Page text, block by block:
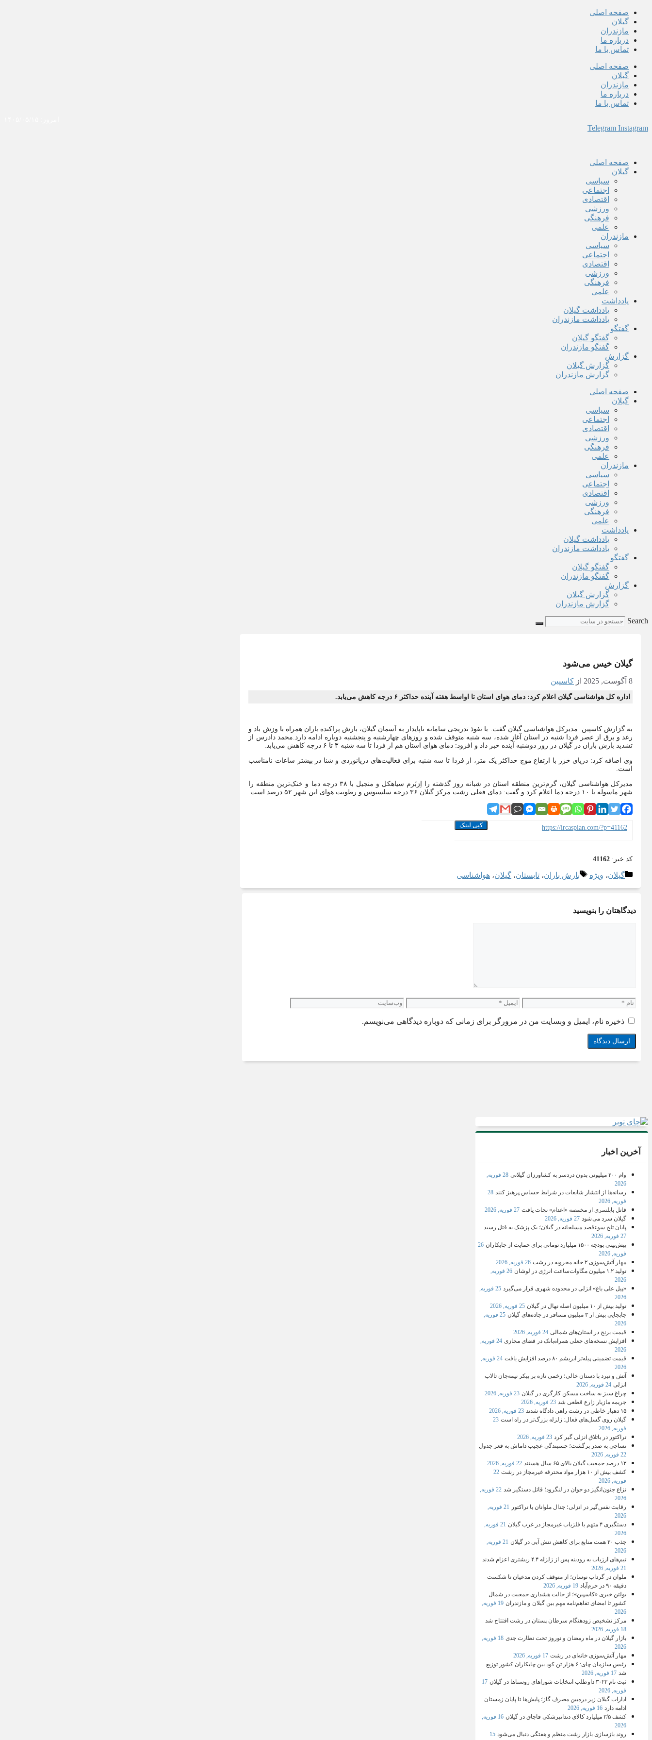
پرش
محتوا
صفحه اصلی
گیلان
مازندران
درباره ما
تماس با ما
صفحه اصلی
گیلان
مازندران
درباره ما
تماس با ما
Telegram Instagram
صفحه اصلی
گیلان
سیاسی
اجتماعی
اقتصادی
ورزشی
فرهنگی
علمی
مازندران
سیاسی
اجتماعی
اقتصادی
ورزشی
فرهنگی
علمی
یادداشت
یادداشت گیلان
یادداشت مازندران
گفتگو
گفتگو گیلان
گفتگو مازندران
گزارش
گزارش گیلان
گزارش مازندران
صفحه اصلی
گیلان
سیاسی
اجتماعی
اقتصادی
ورزشی
فرهنگی
علمی
مازندران
سیاسی
اجتماعی
اقتصادی
ورزشی
فرهنگی
علمی
یادداشت
یادداشت گیلان
یادداشت مازندران
گفتگو
گفتگو گیلان
گفتگو مازندران
گزارش
گزارش گیلان
گزارش مازندران
Search
گیلان خیس می‌شود
8 آگوست, 2025 از کاسپین
اداره کل هواشناسی گیلان اعلام کرد: دمای هوای استان تا اواسط هفته آینده حداکثر ۶ درجه کاهش می‌یابد.
به گزارش کاسپین مدیرکل هواشناسی گیلان گفت: با نفوذ تدریجی سامانه ناپایدار به آسمان گیلان، بارش پراکنده باران همراه با وزش باد و
رعد و برق از عصر فردا شنبه در استان آغاز شده، سه شنبه متوقف شده و روز‌های چهارشنبه و پنجشنبه دوباره ادامه دارد.محمد دادرس از
تشدید بارش باران در گیلان در روز دوشنبه آینده خبر داد و افزود: دمای هوای استان هم از فردا تا سه شنبه ۳ تا ۶ درجه کاهش می‌یابد.
وی اضافه کرد: دریای خزر با ارتفاع موج حداکثر یک متر، از فردا تا سه شنبه برای فعالیت‌های دریانوردی و شنا در بیشتر ساعات نامناسب
است.
مدیرکل هواشناسی گیلان، گرم‌ترین منطقه استان در شبانه روز گذشته را اِزبَرم سیاهکل و منجیل با ۳۸ درجه دما و خنک‌ترین منطقه را
شهر ماسوله با ۱۰ درجه دما اعلام کرد و گفت: دمای فعلی رشت مرکز گیلان ۳۶ درجه سلسیوس و رطوبت هوای این شهر ۵۲ درصد است
https://ircaspian.com/?p=41162 کپی لینک
کد خبر: 41162
دسته‌ها
گیلان، ویژه برچسب‌ها
بارش باران، تابستان، گیلان، هواشناسی
دیدگاهتان را بنویسید
نام ایمیل وب‌سایت
ذخیره نام، ایمیل و وبسایت من در مرورگر برای زمانی که دوباره دیدگاهی می‌نویسم.
آخرین اخبار
وام ۲۰۰ میلیونی بدون دردسر به کشاورزان گیلانی
28 فوریه,
2026
رسانه‌ها از انتشار شایعات در شرایط حساس پرهیز کنند 28
فوریه, 2026
قاتل بابلسری از مخمصه «اعدام» نجات یافت 27 فوریه, 2026
گیلان سرد می شود 27 فوریه, 2026
پایان تلخ سوءقصد مسلحانه در گیلان؛ یک پزشک به قتل رسید
27 فوریه, 2026
پیش‌بینی بودجه ۱۵۰۰ میلیارد تومانی برای حمایت از چایکاران
26
فوریه, 2026
مهار آتش‌سوزی ۲ خانه مخروبه در رشت
26 فوریه, 2026
تولید ۱.۲ میلیون مگاوات‌ساعت انرژی در لوشان
26 فوریه,
2026
«پیل علی باغ» انزلی در محدوده شهری قرار می‌گیرد
25 فوریه,
2026
تولید بیش از ۱۰ میلیون اصله نهال در گیلان
25 فوریه, 2026
جابجایی بیش از ۳ میلیون مسافر در جاده‌های گیلان
25 فوریه,
2026
قیمت برنج در استان‌های شمالی 24 فوریه, 2026
افزایش نسخه‌های جعلی همراه‌بانک در فضای مجازی
24 فوریه,
2026
قیمت تضمینی پیله‌تر ابریشم ۸۰ درصد افزایش یافت
24 فوریه,
2026
آتش و نبرد با دستان خالی؛ زخمی تازه بر پیکر نیمه‌جان تالاب
انزلی 24 فوریه, 2026
چراغ سبز به ساخت مسکن کارگری در گیلان 23 فوریه, 2026
جریمه مازیار زارع قطعی شد 23 فوریه, 2026
۱۵ دهیار خاطی در رشت راهی دادگاه شدند
23 فوریه, 2026
گیلان روی گسل‌های فعال: زلزله بزرگ‌تر در راه است 23
فوریه, 2026
تراکتور در باتلاق انزلی گیر کرد 23 فوریه, 2026
نساجی به صدر برگشت؛ چسبندگی عجیب داماش به قعر جدول
22 فوریه, 2026
۱۲ درصد جمعیت گیلان بالای ۶۵ سال هستند
22 فوریه, 2026
کشف بیش از ۱۰ هزار مواد محترقه غیرمجاز در رشت
22
فوریه, 2026
نزاع جنون‌انگیز دو جوان در لنگرود؛ قاتل دستگیر شد
22 فوریه,
2026
رقابت نفس‌گیر در انزلی؛ جدال ملوانان با تراکتور
21 فوریه,
2026
دستگیری ۴ متهم با فلزیاب غیرمجاز در غرب گیلان
21 فوریه,
2026
جذب ۲۰ همت منابع برای کاهش تنش آبی در گیلان
21 فوریه,
2026
تیم‌های ارزیاب به رودبنه پس از زلزله ۴.۴ ریشتری اعزام شدند
21 فوریه, 2026
ملوان در گرداب نوسان؛ از متوقف کردن مدعیان تا شکست
دقیقه ۹۰ در خرم‌آباد
19 فوریه, 2026
بولتن خبری «کاسپین»؛ از حالت هشداری جمعیت در شمال
کشور تا امضای تفاهم‌نامه مهم بین گیلان و مازندران
19 فوریه,
2026
مرکز تشخیص زودهنگام سرطان پستان در رشت افتتاح شد
18 فوریه, 2026
بازار گیلان در ماه رمضان و نوروز تحت نظارت جدی
18 فوریه,
2026
مهار آتش‌سوزی خانه‌ای در رشت 17 فوریه, 2026
رئیس سازمان چای: ۶ هزار تن کود بین چایکاران کشور توزیع
شد 17 فوریه, 2026
ثبت‌ نام ۳۰۲۲ داوطلب انتخابات شوراهای روستاها در گیلان
17
فوریه, 2026
ادارات گیلان زیر ذره‌بین مصرف گاز؛ پایش‌ها تا پایان زمستان
ادامه دارد 16 فوریه, 2026
کشف ۳/۵ میلیارد کالای دندانپزشکی قاچاق در گیلان
16 فوریه,
2026
روند بازسازی بازار رشت منظم و هفتگی دنبال می‌شود 15